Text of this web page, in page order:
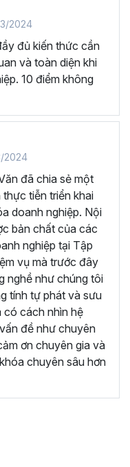
2024
đủ kiến thức cần
và toàn diện khi
10 điểm không
2024
đã chia sẻ một
tiễn triển khai
doanh nghiệp. Nội
bản chất của các
nghiệp tại Tập
vụ mà trước đây
nghề như chúng tôi
tính tự phát và sưu
có cách nhìn hệ
đề như chuyên
ơn chuyên gia và
chuyên sâu hơn